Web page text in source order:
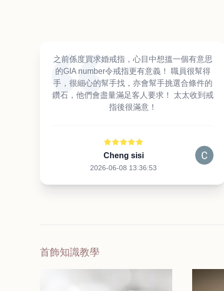
之前係度買求婚戒指，心目中想搵一個有意思
的GIA number令戒指更有意義！ 職員很幫得
手，很細心的幫手找，亦會幫手挑選合條件的
鑽石，他們會盡量滿足客人要求！ 太太收到戒
指後很滿意！
Cheng sisi
2026-06-08 13:36:53
首飾知識教學